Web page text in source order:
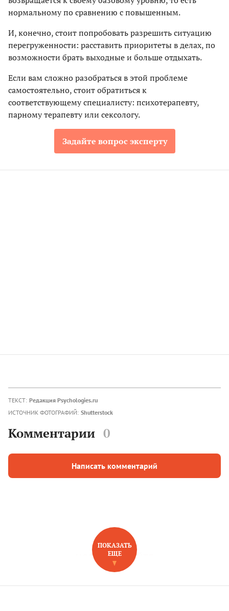
нормальному по сравнению с повышенным.
И, конечно, стоит попробовать разрешить ситуацию
перегруженности: расставить приоритеты в делах, по
возможности брать выходные и больше отдыхать.
Если вам сложно разобраться в этой проблеме
самостоятельно, стоит обратиться к
соответствующему специалисту: психотерапевту,
парному терапевту или сексологу.
Задайте вопрос эксперту
ТЕКСТ: Редакция Psychologies.ru
ИСТОЧНИК ФОТОГРАФИЙ: Shutterstock
Комментарии 0
Написать комментарий
НОВОЕ НА САЙТЕ
ПОКАЗАТЬ
ЕЩЕ